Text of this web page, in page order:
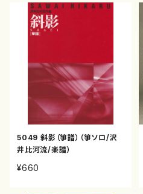
5049 斜影（箏譜）（箏ソロ/沢
井比河流/楽譜）
¥660